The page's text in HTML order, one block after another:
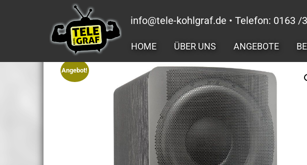
info@tele-kohlgraf.de • Telefon: 0163 /
HOME ÜBER UNS ANGEBOTE
Angebot!